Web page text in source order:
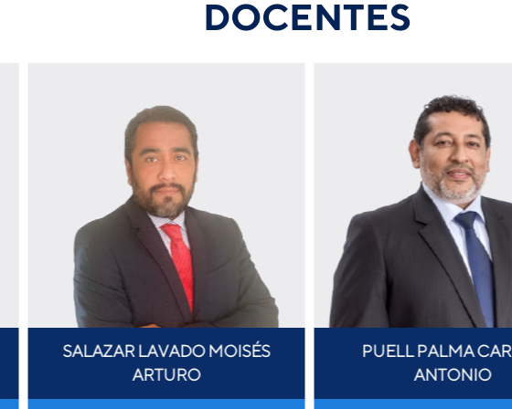
DOCENTES
SALAZAR LAVADO MOISÉS
ARTURO
PUELL PALMA
ANTONIO